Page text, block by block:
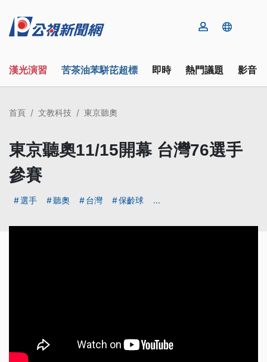
漢光演習 苦茶油苯駢芘超標 即時 熱門議題 影音
首頁 文教科技 東京聽奧
東京聽奧11/15開幕 台灣76選手
參賽
選手 聽奧 台灣 保齡球 ...